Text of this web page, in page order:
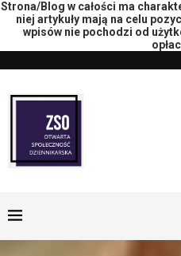
Strona/Blog w całości ma
niej artykuły mają na celu
wpisów nie pochodzi od